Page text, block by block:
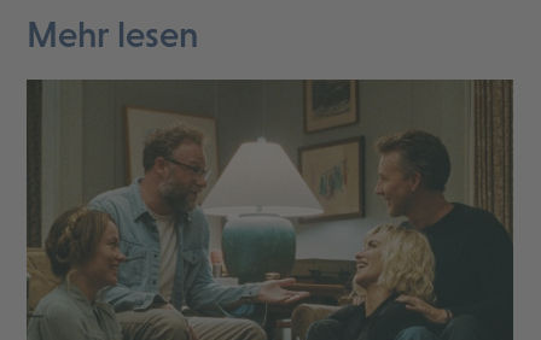
Mehr lesen